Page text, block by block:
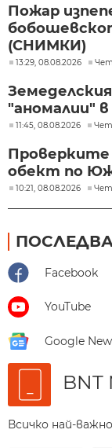
Пожар
(СНИМКИ)
13:29, 08.08.2026
"аномалии"
11:45, 08.08.2026
обект по
10:21, 08.08.2026
Facebook
YouTube
Google
BNT
Всичко най-